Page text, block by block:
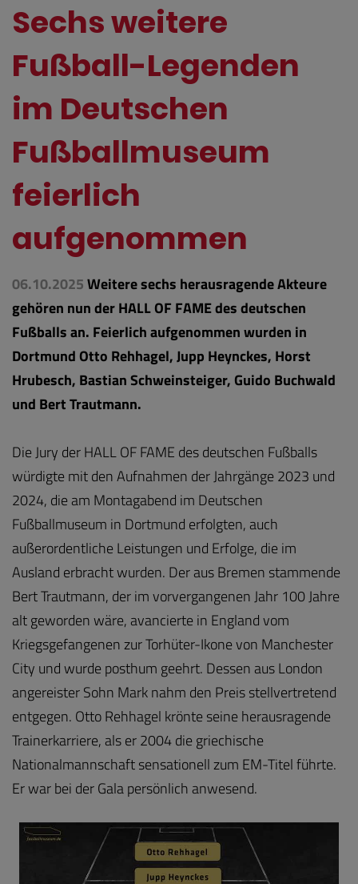
Sechs weitere
Fußball-Legenden
im Deutschen
Fußballmuseum
feierlich
aufgenommen
06.10.2025Weitere sechs herausragende Akteure
gehören nun der HALL OF FAME des deutschen
Fußballs an. Feierlich aufgenommen wurden in
Dortmund Otto Rehhagel, Jupp Heynckes, Horst
Hrubesch, Bastian Schweinsteiger, Guido Buchwald
und Bert Trautmann.
Die Jury der HALL OF FAME des deutschen Fußballs
würdigte mit den Aufnahmen der Jahrgänge 2023 und
2024, die am Montagabend im Deutschen
Fußballmuseum in Dortmund erfolgten, auch
außerordentliche Leistungen und Erfolge, die im
Ausland erbracht wurden. Der aus Bremen stammende
Bert Trautmann, der im vorvergangenen Jahr 100 Jahre
alt geworden wäre, avancierte in England vom
Kriegsgefangenen zur Torhüter-Ikone von Manchester
City und wurde posthum geehrt. Dessen aus London
angereister Sohn Mark nahm den Preis stellvertretend
entgegen. Otto Rehhagel krönte seine herausragende
Trainerkarriere, als er 2004 die griechische
Nationalmannschaft sensationell zum EM-Titel führte.
Er war bei der Gala persönlich anwesend.